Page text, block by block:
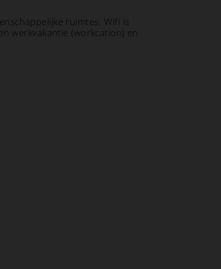
ruimtes. Wifi is
werkvakantie (workcation) en